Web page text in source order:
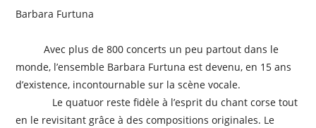
Barbara Furtuna
Avec plus de 800 concerts un peu partout dans le
monde, l’ensemble Barbara Furtuna est devenu, en 15 ans
d’existence, incontournable sur la scène vocale.
Le quatuor reste fidèle à l’esprit du chant corse tout
en le revisitant grâce à des compositions originales. Le